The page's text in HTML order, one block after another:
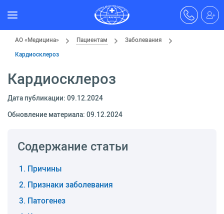
АО «Медицина» Пациентам
Заболевания
Кардиосклероз
Кардиосклероз
Дата публикации: 09.12.2024
Обновление материала: 09.12.2024
Содержание статьи
Причины
Признаки заболевания
Патогенез